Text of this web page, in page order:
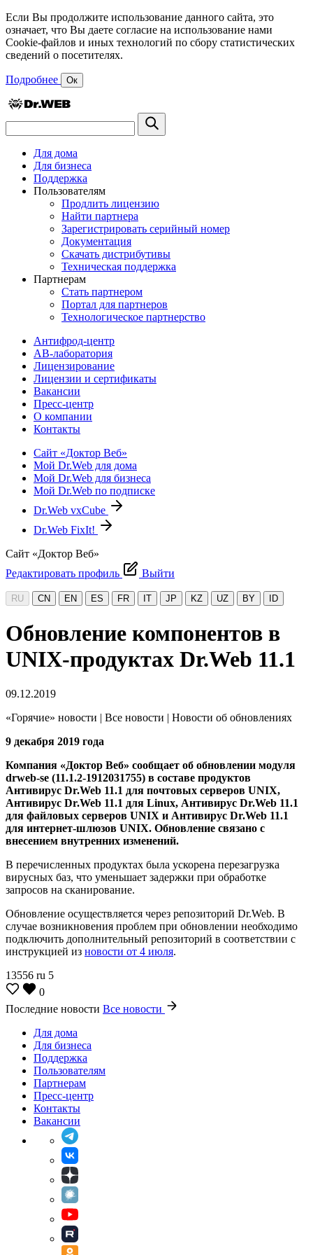
Если Вы продолжите использование данного сайта, это
означает, что Вы даете согласие на использование нами
Cookie-файлов и иных технологий по сбору статистических
сведений о посетителях.
Подробнее Ок
Для дома
Для бизнеса
Поддержка
Пользователям
Продлить лицензию
Найти партнера
Зарегистрировать серийный номер
Документация
Скачать дистрибутивы
Техническая поддержка
Партнерам
Стать партнером
Портал для партнеров
Технологическое партнерство
Антифрод-центр
АВ-лаборатория
Лицензирование
Лицензии и сертификаты
Вакансии
Пресс-центр
О компании
Контакты
Сайт «Доктор Веб»
Мой Dr.Web для дома
Мой Dr.Web для бизнеса
Мой Dr.Web по подписке
Dr.Web vxCube
Dr.Web FixIt!
Сайт «Доктор Веб»
Редактировать профиль
Выйти
RU CN EN ES FR IT JP KZ UZ BY ID
Обновление компонентов в
UNIX-продуктах Dr.Web 11.1
09.12.2019
«Горячие» новости | Все новости | Новости об обновлениях
9 декабря 2019 года
Компания «Доктор Веб» сообщает об обновлении модуля
drweb-se (11.1.2-1912031755) в составе продуктов
Антивирус Dr.Web 11.1 для почтовых серверов UNIX,
Антивирус Dr.Web 11.1 для Linux, Антивирус Dr.Web 11.1
для файловых серверов UNIX и Антивирус Dr.Web 11.1
для интернет-шлюзов UNIX. Обновление связано с
внесением внутренних изменений.
В перечисленных продуктах была ускорена перезагрузка
вирусных баз, что уменьшает задержки при обработке
запросов на сканирование.
Обновление осуществляется через репозиторий Dr.Web. В
случае возникновения проблем при обновлении необходимо
подключить дополнительный репозиторий в соответствии с
инструкцией из новости от 4 июля.
13556 ru 5
0
Последние новости Все новости
Для дома
Для бизнеса
Поддержка
Пользователям
Партнерам
Пресс-центр
Контакты
Вакансии